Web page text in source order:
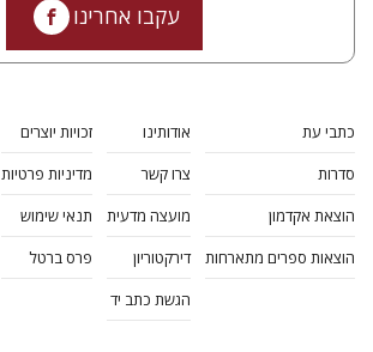
עקבו אחרינו
כתבי עת
סדרות
הוצאת אקדמון
הוצאות ספרים מתארחות
אודותינו
צרו קשר
מועצה מדעית
דירקטוריון
הגשת כתב יד
זכויות יוצרים
מדיניות פרטיות
תנאי שימוש
פרס ברטל